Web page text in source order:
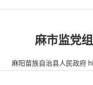
麻市监党
麻阳苗族自治县人民政府